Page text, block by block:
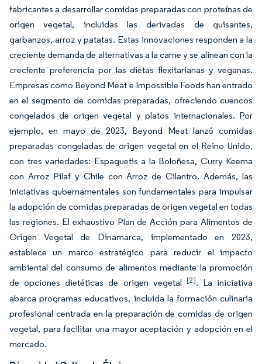
fabricantes a desarrollar comidas preparadas con proteínas de
origen vegetal, incluidas las derivadas de guisantes,
garbanzos, arroz y patatas. Estas innovaciones responden a la
creciente demanda de alternativas a la carne y se alinean con la
creciente preferencia por las dietas flexitarianas y veganas.
Empresas como Beyond Meat e Impossible Foods han entrado
en el segmento de comidas preparadas, ofreciendo cuencos
congelados de origen vegetal y platos internacionales. Por
ejemplo, en mayo de 2023, Beyond Meat lanzó comidas
preparadas congeladas de origen vegetal en el Reino Unido,
con tres variedades: Espaguetis a la Boloñesa, Curry Keema
con Arroz Pilaf y Chile con Arroz de Cilantro. Además, las
iniciativas gubernamentales son fundamentales para impulsar
la adopción de comidas preparadas de origen vegetal en todas
las regiones. El exhaustivo Plan de Acción para Alimentos de
Origen Vegetal de Dinamarca, implementado en 2023,
establece un marco estratégico para reducir el impacto
ambiental del consumo de alimentos mediante la promoción
de opciones dietéticas de origen vegetal [2]. La iniciativa
abarca programas educativos, incluida la formación culinaria
profesional centrada en la preparación de comidas de origen
vegetal, para facilitar una mayor aceptación y adopción en el
mercado.